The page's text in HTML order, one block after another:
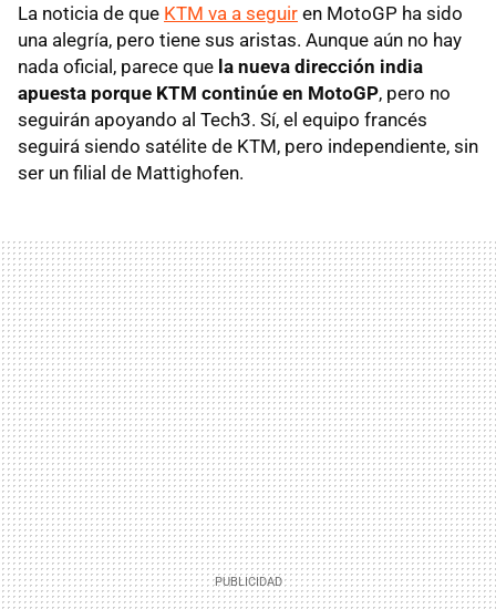
La noticia de que KTM va a seguir en MotoGP ha sido
una alegría, pero tiene sus aristas. Aunque aún no hay
nada oficial, parece que la nueva dirección india
apuesta porque KTM continúe en MotoGP, pero no
seguirán apoyando al Tech3. Sí, el equipo francés
seguirá siendo satélite de KTM, pero independiente, sin
ser un filial de Mattighofen.